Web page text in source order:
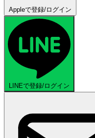
Appleで登録/ログイン
LINEで登録/ログイン